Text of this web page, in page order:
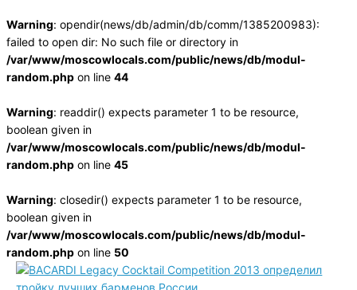
Warning: opendir(news/db/admin/db/comm/1385200983):
failed to open dir: No such file or directory in
/var/www/moscowlocals.com/public/news/db/modul-
random.phpon line 44
Warning: readdir() expects parameter 1 to be resource,
boolean given in
/var/www/moscowlocals.com/public/news/db/modul-
random.phpon line 45
Warning: closedir() expects parameter 1 to be resource,
boolean given in
/var/www/moscowlocals.com/public/news/db/modul-
random.phpon line 50